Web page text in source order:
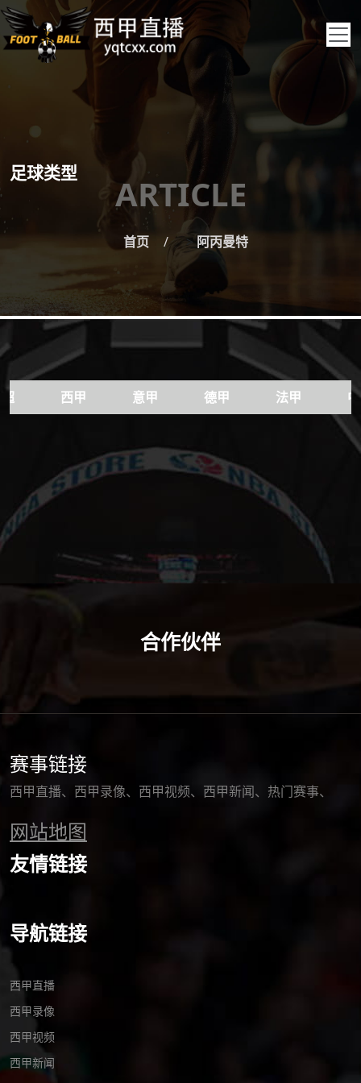
足球类型 ARTICLE
首页 >阿丙曼特
西甲 意甲 德甲 法甲
合作伙伴
赛事链接
西甲直播 西甲录像 西甲视频 西甲新闻 热门赛事
网站地图
友情链接
导航链接
西甲直播
西甲录像
西甲视频
西甲新闻